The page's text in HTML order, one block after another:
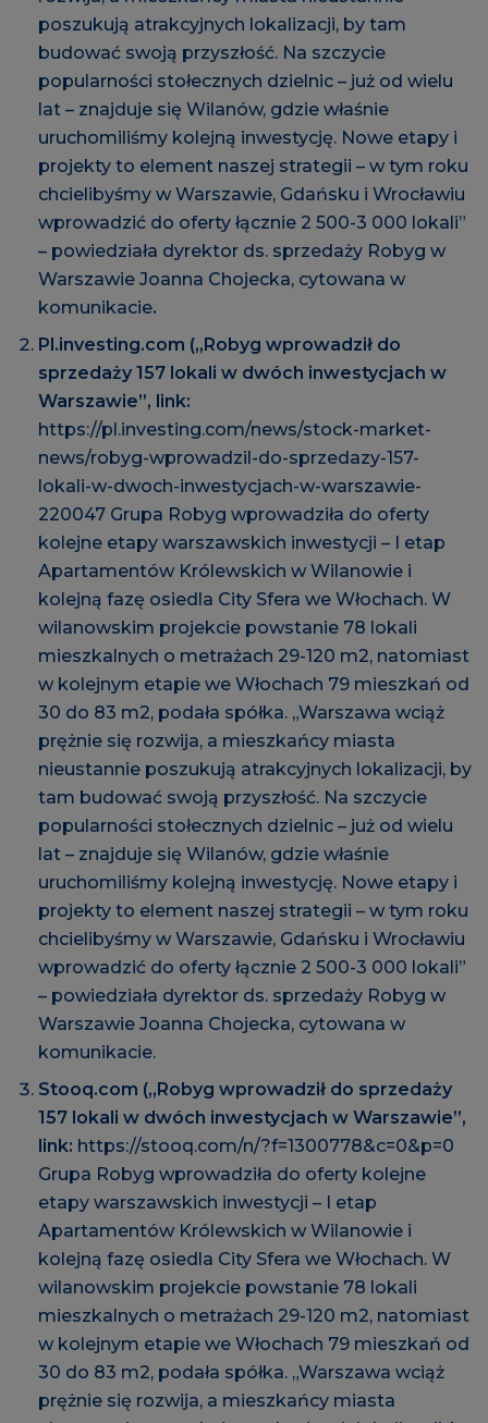
poszukują atrakcyjnych lokalizacji, by tam
budować swoją przyszłość. Na szczycie
popularności stołecznych dzielnic – już od wielu
lat – znajduje się Wilanów, gdzie właśnie
uruchomiliśmy kolejną inwestycję. Nowe etapy i
projekty to element naszej strategii – w tym roku
chcielibyśmy w Warszawie, Gdańsku i Wrocławiu
wprowadzić do oferty łącznie 2 500-3 000 lokali”
– powiedziała dyrektor ds. sprzedaży Robyg w
Warszawie Joanna Chojecka, cytowana w
komunikacie.
Pl.investing.com („Robyg wprowadził do
sprzedaży 157 lokali w dwóch inwestycjach w
Warszawie”, link:
https://pl.investing.com/news/stock-market-
news/robyg-wprowadzil-do-sprzedazy-157-
lokali-w-dwoch-inwestycjach-w-warszawie-
220047 Grupa Robyg wprowadziła do oferty
kolejne etapy warszawskich inwestycji – I etap
Apartamentów Królewskich w Wilanowie i
kolejną fazę osiedla City Sfera we Włochach. W
wilanowskim projekcie powstanie 78 lokali
mieszkalnych o metrażach 29-120 m2, natomiast
w kolejnym etapie we Włochach 79 mieszkań od
30 do 83 m2, podała spółka. „Warszawa wciąż
prężnie się rozwija, a mieszkańcy miasta
nieustannie poszukują atrakcyjnych lokalizacji, by
tam budować swoją przyszłość. Na szczycie
popularności stołecznych dzielnic – już od wielu
lat – znajduje się Wilanów, gdzie właśnie
uruchomiliśmy kolejną inwestycję. Nowe etapy i
projekty to element naszej strategii – w tym roku
chcielibyśmy w Warszawie, Gdańsku i Wrocławiu
wprowadzić do oferty łącznie 2 500-3 000 lokali”
– powiedziała dyrektor ds. sprzedaży Robyg w
Warszawie Joanna Chojecka, cytowana w
komunikacie.
Stooq.com („Robyg wprowadził do sprzedaży
157 lokali w dwóch inwestycjach w Warszawie”,
link: https://stooq.com/n/?f=1300778&c=0&p=0
Grupa Robyg wprowadziła do oferty kolejne
etapy warszawskich inwestycji – I etap
Apartamentów Królewskich w Wilanowie i
kolejną fazę osiedla City Sfera we Włochach. W
wilanowskim projekcie powstanie 78 lokali
mieszkalnych o metrażach 29-120 m2, natomiast
w kolejnym etapie we Włochach 79 mieszkań od
30 do 83 m2, podała spółka. „Warszawa wciąż
prężnie się rozwija, a mieszkańcy miasta